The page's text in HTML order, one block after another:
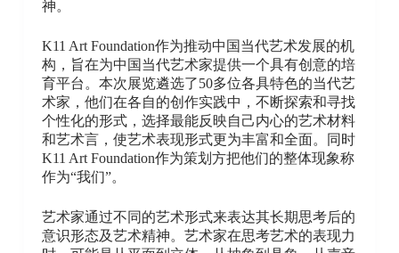
神。
K11 Art Foundation作为推动中国当代艺术发展的机
构，旨在为中国当代艺术家提供一个具有创意的培
育平台。本次展览遴选了50多位各具特色的当代艺
术家，他们在各自的创作实践中，不断探索和寻找
个性化的形式，选择最能反映自己内心的艺术材料
和艺术言，使艺术表现形式更为丰富和全面。同时
K11 Art Foundation作为策划方把他们的整体现象称
作为“我们”。
艺术家通过不同的艺术形式来表达其长期思考后的
意识形态及艺术精神。艺术家在思考艺术的表现力